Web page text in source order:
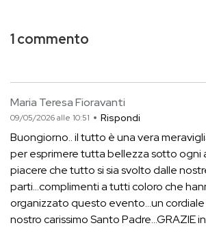
1 commento
Maria Teresa Fioravanti
09/05/2026 alle 10:51 Rispondi
Buongiorno.. il tutto è una vera
per esprimere tutta bellezza sotto ogni
piacere che tutto si sia svolto dalle
parti...complimenti a tutti coloro che
organizzato questo evento...un
nostro carissimo Santo Padre...GRAZIE